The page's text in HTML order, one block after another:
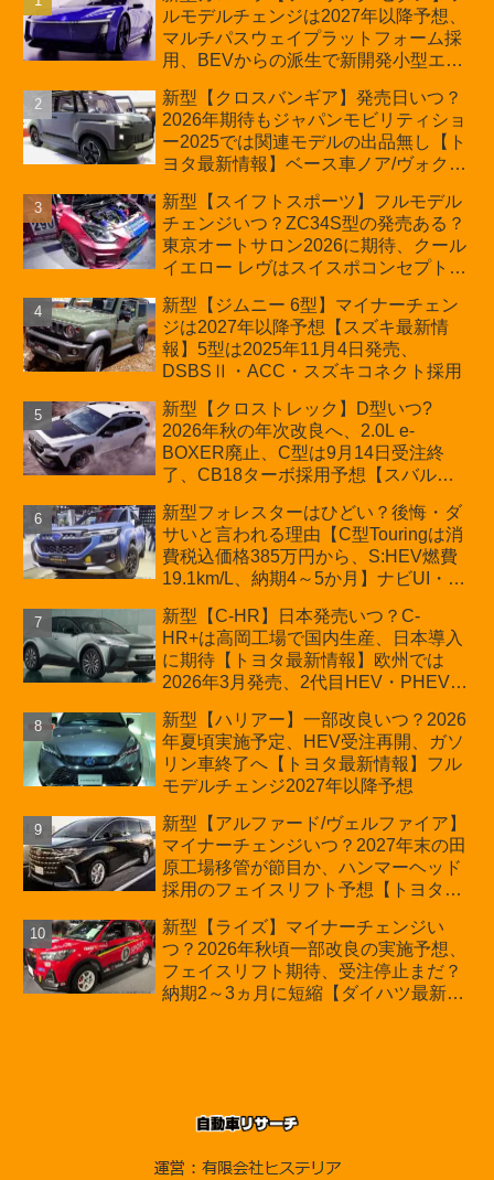
ルモデルチェンジは2027年以降予想、
マルチパスウェイプラットフォーム採
用、BEVからの派生で新開発小型エン
の採用は無しか【トヨタ最新情報】60
周年記念車発売
新型【クロスバンギア】発売日いつ？
2026年期待もジャパンモビリティショ
ー2025では関連モデルの出品無し【ト
ヨタ最新情報】ベース車ノア/ヴォクシ
ほか「コア」と「ツール」、デリカ
D:5対抗のクロスオーバーSUVミニバ
ン
新型【スイフトスポーツ】フルモデル
チェンジいつ？ZC34S型の発売ある？
東京オートサロン2026に期待、クール
イエロー レヴはスイスポコンセプト
プが争点【スズキ最新情報】特別仕様
車「ZC33S Final Edition」終了
新型【ジムニー 6型】マイナーチェン
ジは2027年以降予想【スズキ最新情
報】5型は2025年11月4日発売、
DSBSⅡ・ACC・スズキコネクト採用
新型【クロストレック】D型いつ?
2026年秋の年次改良へ、2.0L e-
BOXER廃止、C型は9月14日受注終
了、CB18ターボ採用予想【スバル最
新型フォレスターはひどい？後悔・ダ
サいと言われる理由【C型Touringは消
費税込価格385万円から、S:HEV燃費
19.1km/L、納期4～5か月】ナビUI・冬
カーオブザイヤーとJNCAP大賞受賞後
も残る注意点
新型【C-HR】日本発売いつ？C-
HR+は高岡工場で国内生産、日本導入
に期待【トヨタ最新情報】欧州では
2026年3月発売、2代目HEV・PHEVは
新型【ハリアー】一部改良いつ？2026
年夏頃実施予定、HEV受注再開、ガソ
リン車終了へ【トヨタ最新情報】フル
モデルチェンジ2027年以降予想
新型【アルファード/ヴェルファイア】
マイナーチェンジいつ？2027年末の田
原工場移管が節目か、ハンマーヘッド
採用のフェイスリフト予想【トヨタ最
費税込価格559万9000円から
新型【ライズ】マイナーチェンジい
つ？2026年秋頃一部改良の実施予想、
フェイスリフト期待、受注停止まだ？
納期2～3ヵ月に短縮【ダイハツ最新情